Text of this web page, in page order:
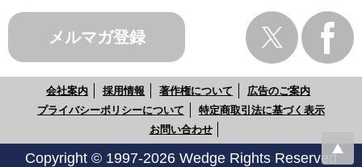
メルマガ登録
会社案内 採用情報 著作権について
広告のご案内
プライバシーポリシーについて
特定商取引法に基づく表示
お問い合わせ
Copyright © 1997-2026 Wedge Rights Reserved